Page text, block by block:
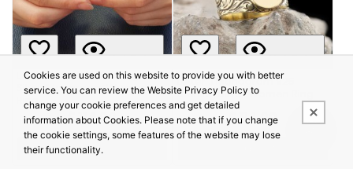
L Bold Letter 925 Sterling
Silver Monogram Women
Ring
114,00
Add Basket
Letter J Monogram 925
Sterling Silver Women Ring
114,00
Cookies are used on this website to provide you with better
service. You can review the Website Privacy Policy to
change your cookie preferences and get detailed
information about Cookies. Please note that if you change
the cookie settings, some features of the website may lose
their functionality.